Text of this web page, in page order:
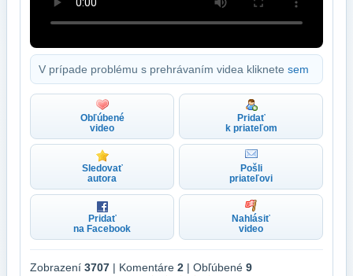
V prípade problému s prehrávaním videa kliknete sem
Obľúbené
video
Pridať
k priateľom
Sledovať
autora
Pošli
priateľovi
Pridať
na Facebook
Nahlásiť
video
Zobrazení 3707 | Komentáre 2 | Obľúbené 9